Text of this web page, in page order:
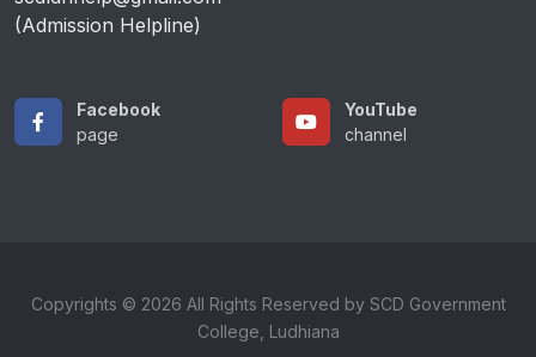
(Admission Helpline)
Facebook
page
YouTube
channel
Copyrights © 2026 All Rights Reserved by SCD Government
College, Ludhiana